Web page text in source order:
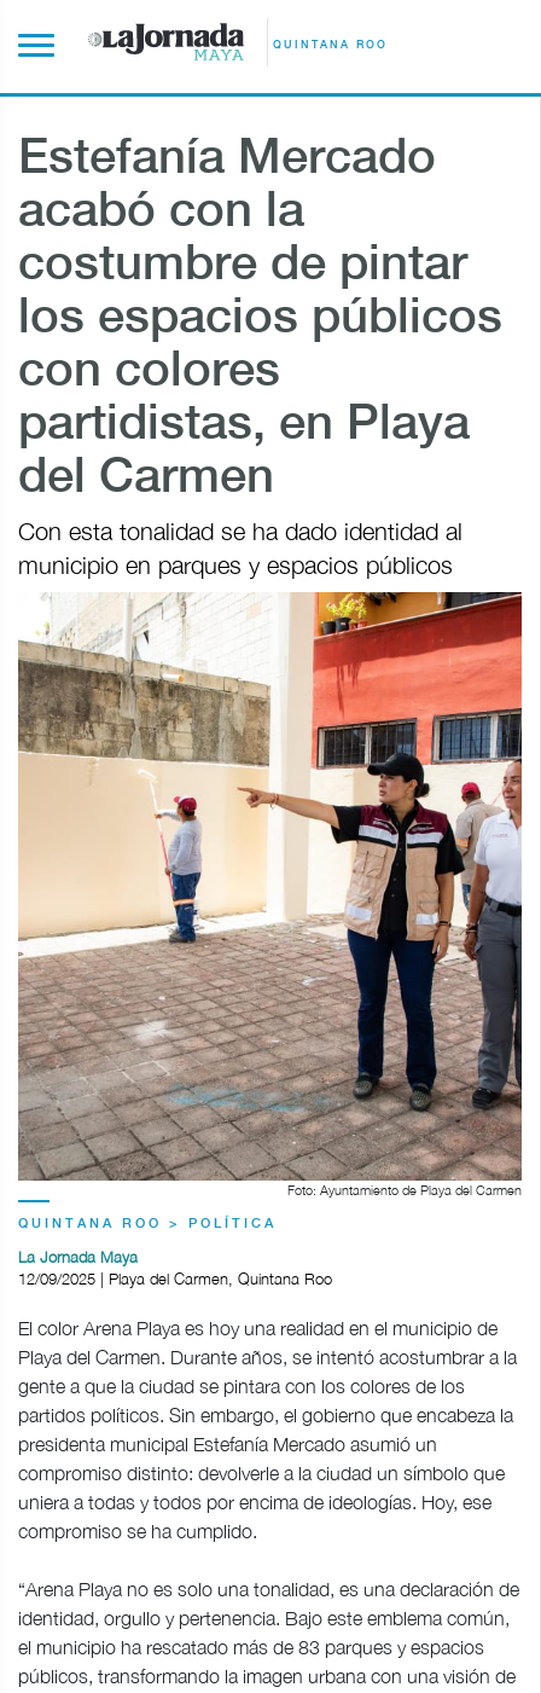
QUINTANA ROO
Estefanía Mercado
acabó con la
costumbre de pintar
los espacios públicos
con colores
partidistas, en Playa
del Carmen
Con esta tonalidad se ha dado identidad al
municipio en parques y espacios públicos
Foto: Ayuntamiento de Playa del Carmen
QUINTANA ROO > POLÍTICA
La Jornada Maya
12/09/2025 | Playa del Carmen, Quintana Roo
El color Arena Playa es hoy una realidad en el municipio de
Playa del Carmen. Durante años, se intentó acostumbrar a la
gente a que la ciudad se pintara con los colores de los
partidos políticos. Sin embargo, el gobierno que encabeza la
presidenta municipal Estefanía Mercado asumió un
compromiso distinto: devolverle a la ciudad un símbolo que
uniera a todas y todos por encima de ideologías. Hoy, ese
compromiso se ha cumplido.
“Arena Playa no es solo una tonalidad, es una declaración de
identidad, orgullo y pertenencia. Bajo este emblema común,
el municipio ha rescatado más de 83 parques y espacios
públicos, transformando la imagen urbana con una visión de